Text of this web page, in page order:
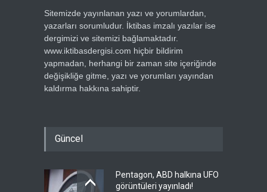
Sitemizde yayınlanan yazı ve yorumlardan,
yazarları sorumludur. İktibas imzalı yazılar ise
dergimizi ve sitemizi bağlamaktadır.
www.iktibasdergisi.com hiçbir bildirim
yapmadan, herhangi bir zaman site içeriğinde
değişikliğe gitme, yazı ve yorumları yayından
kaldırma hakkına sahiptir.
Güncel
Pentagon, ABD halkına UFO
görüntüleri yayınladı!